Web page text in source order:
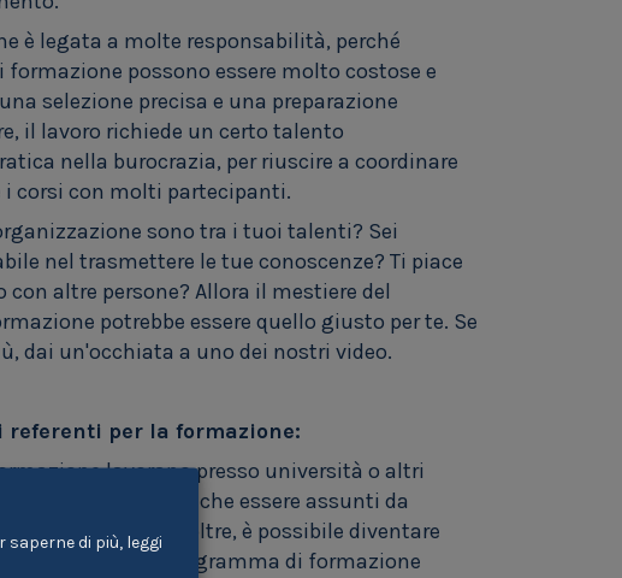
è legata a molte responsabilità, perché
possono essere molto costose e
selezione precisa e una preparazione
il lavoro richiede un certo talento
nella burocrazia, per riuscire a coordinare
corsi con molti partecipanti.
sono tra i tuoi talenti? Sei
nel trasmettere le tue conoscenze? Ti piace
altre persone? Allora il mestiere del
potrebbe essere quello giusto per te. Se
dai un'occhiata a uno dei nostri video.
per la formazione:
lavorano presso università o altri
ma possono anche essere assunti da
interna. Inoltre, è possibile diventare
con il proprio programma di formazione
saperne di più, leggi